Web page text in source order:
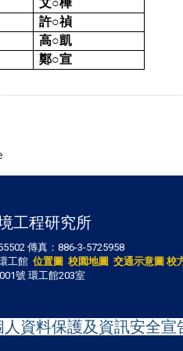
文○樺
許○禎
高○凱
鄭○宣
工程研究所
傳真：886-3-5725958
工館 位置圖 校園地圖 交通示意圖 校
號 環工館203室
人資料保護及資訊安全宣